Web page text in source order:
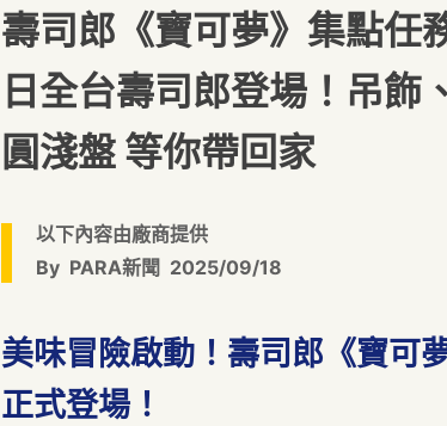
壽司郎《寶可夢》集點任
日全台壽司郎登場！吊飾
圓淺盤 等你帶回家
以下內容由廠商提供
By PARA新聞 2025/09/18
美味冒險啟動！壽司郎《寶可
正式登場！